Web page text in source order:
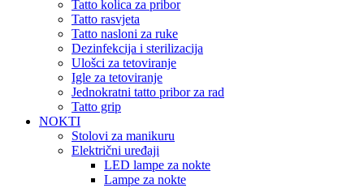
Tatto kolica za pribor
Tatto rasvjeta
Tatto nasloni za ruke
Dezinfekcija i sterilizacija
Ulošci za tetoviranje
Igle za tetoviranje
Jednokratni tatto pribor za rad
Tatto grip
NOKTI
Stolovi za manikuru
Električni uređaji
LED lampe za nokte
Lampe za nokte